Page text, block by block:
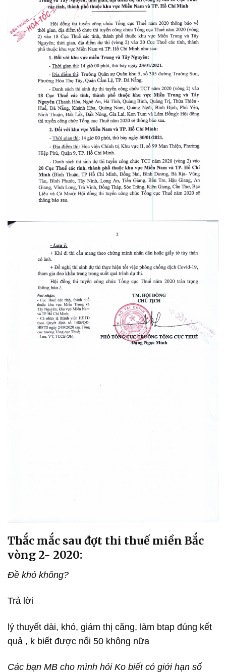
Thắc mắc sau đợt thi thuế miền Bắc
vòng 2- 2020:
Đề khó không?
Trả lời
lý thuyết dài, khó, giám thị căng, làm btap đúng kết
quả , k biết được nổi 50 không nữa
Các bạn MB cho mình hỏi Ko biết có giới hạn số